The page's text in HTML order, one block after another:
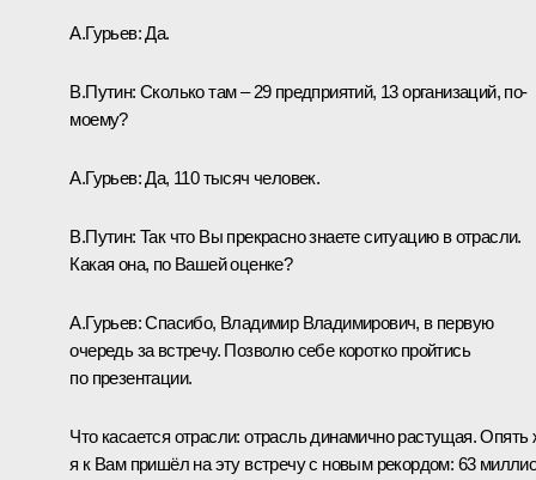
А.Гурьев:Да.
В.Путин: Сколько там – 29 предприятий, 13 организаций, по-
моему?
А.Гурьев:Да, 110 тысяч человек.
В.Путин: Так что Вы прекрасно знаете ситуацию в отрасли.
Какая она, по Вашей оценке?
А.Гурьев:Спасибо, Владимир Владимирович, в первую
очередь за встречу. Позволю себе коротко пройтись
по презентации.
Что касается отрасли: отрасль динамично растущая. Опять
я к Вам пришёл на эту встречу с новым рекордом: 63